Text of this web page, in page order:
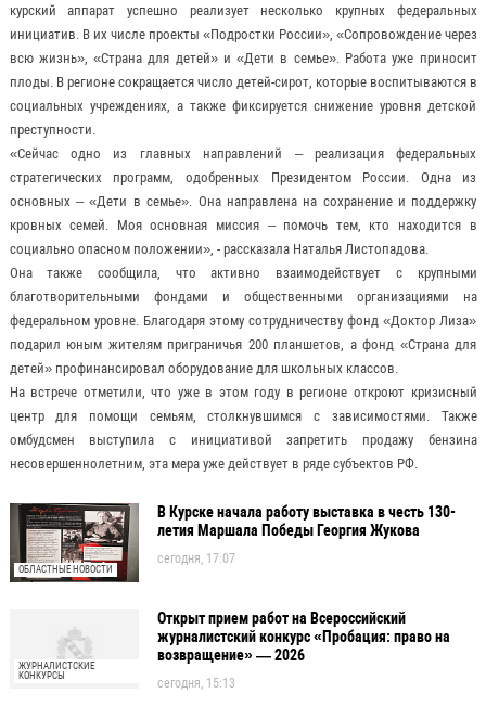
курский аппарат успешно реализует несколько крупных федеральных
инициатив. В их числе проекты «Подростки России», «Сопровождение через
всю жизнь», «Страна для детей» и «Дети в семье». Работа уже приносит
плоды. В регионе сокращается число детей-сирот, которые воспитываются в
социальных учреждениях, а также фиксируется снижение уровня детской
преступности.
«Сейчас одно из главных направлений – реализация федеральных
стратегических программ, одобренных Президентом России. Одна из
основных – «Дети в семье». Она направлена на сохранение и поддержку
кровных семей. Моя основная миссия – помочь тем, кто находится в
социально опасном положении», - рассказала Наталья Листопадова.
Она также сообщила, что активно взаимодействует с крупными
благотворительными фондами и общественными организациями на
федеральном уровне. Благодаря этому сотрудничеству фонд «Доктор Лиза»
подарил юным жителям приграничья 200 планшетов, а фонд «Страна для
детей» профинансировал оборудование для школьных классов.
На встрече отметили, что уже в этом году в регионе откроют кризисный
центр для помощи семьям, столкнувшимся с зависимостями. Также
омбудсмен выступила с инициативой запретить продажу бензина
несовершеннолетним, эта мера уже действует в ряде субъектов РФ.
ОБЛАСТНЫЕ НОВОСТИ
В Курске начала работу выставка в честь 130-
летия Маршала Победы Георгия Жукова
сегодня, 17:07
ЖУРНАЛИСТСКИЕ
КОНКУРСЫ
Открыт прием работ на Всероссийский
журналистский конкурс «Пробация: право на
возвращение» — 2026
сегодня, 15:13